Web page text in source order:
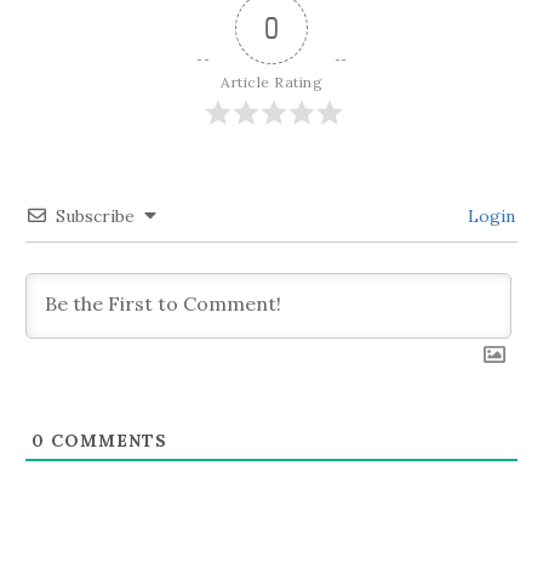
シ
ョ
ン
0
Article Rating
Subscribe Login
0 COMMENTS